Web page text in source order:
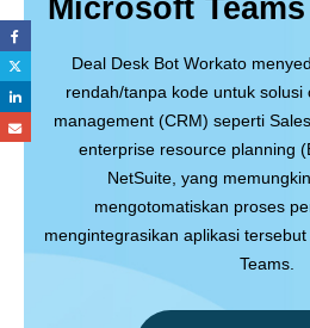
Microsoft
Deal Desk Bot Workato
rendah/tanpa kode untuk solusi
management (CRM) seperti
enterprise resource planning
NetSuite, yang
mengotomatiskan proses
mengintegrasikan aplikasi
Teams.